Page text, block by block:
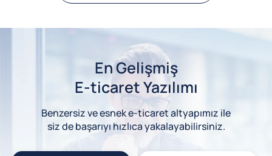
En Gelişmiş
E-ticaret Yazılımı
Benzersiz ve esnek e-ticaret altyapımız ile
siz de başarıyı hızlıca yakalayabilirsiniz.